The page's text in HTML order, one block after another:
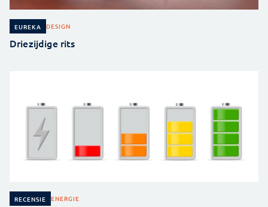
EUREKA DESIGN
Driezijdige rits
RECENSIE ENERGIE